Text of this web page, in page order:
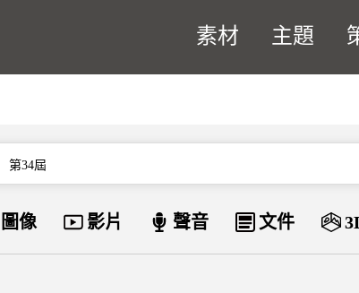
素材 主題
資料類型
圖像 影片 聲音 文件